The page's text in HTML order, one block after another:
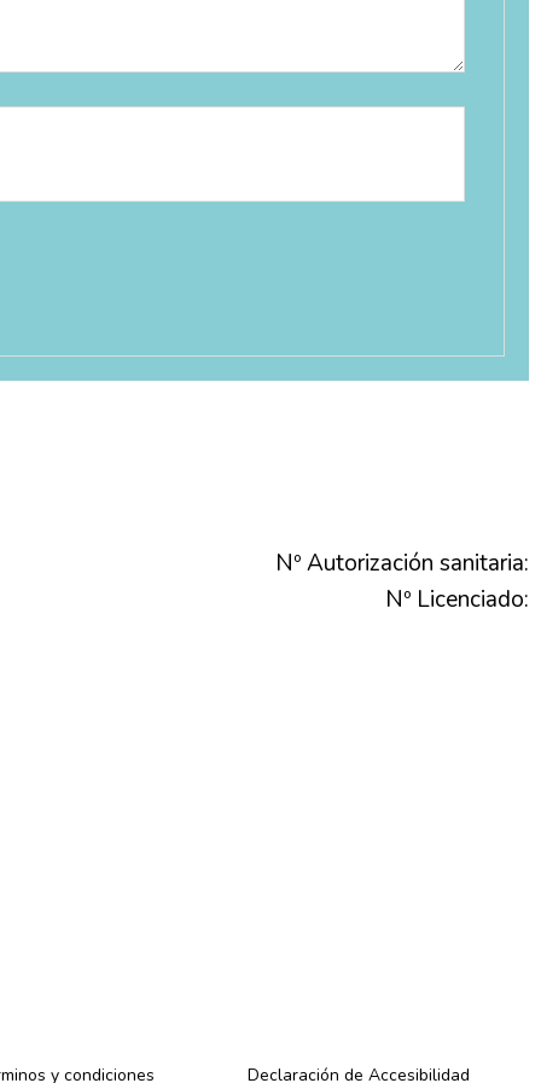
Nº Autorización sanitaria:
Nº Licenciado:
y condiciones Declaración de Accesibilidad